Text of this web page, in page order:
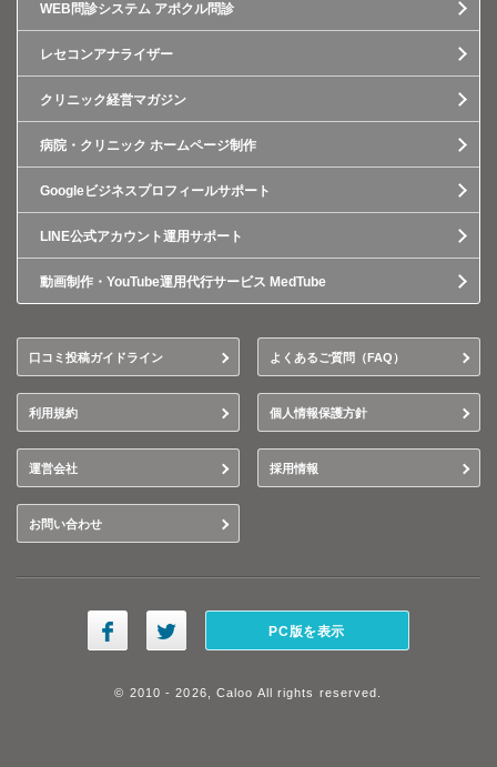
WEB問診システム アポクル問診
レセコンアナライザー
クリニック経営マガジン
病院・クリニック ホームページ制作
Googleビジネスプロフィールサポート
LINE公式アカウント運用サポート
動画制作・YouTube運用代行サービス MedTube
口コミ投稿ガイドライン よくあるご質問（FAQ）
利用規約 個人情報保護方針
運営会社 採用情報
お問い合わせ
PC版を表示
© 2010 - 2026, Caloo All rights reserved.